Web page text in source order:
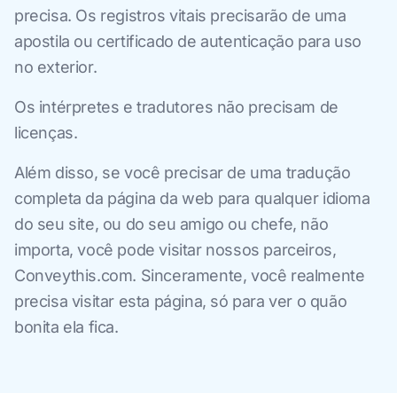
precisa. Os registros vitais precisarão de uma
apostila ou certificado de autenticação para uso
no exterior.
Os intérpretes e tradutores não precisam de
licenças.
Além disso, se você precisar de uma tradução
completa da página da web para qualquer idioma
do seu site, ou do seu amigo ou chefe, não
importa, você pode visitar nossos parceiros,
Conveythis.com. Sinceramente, você realmente
precisa visitar esta página, só para ver o quão
bonita ela fica.